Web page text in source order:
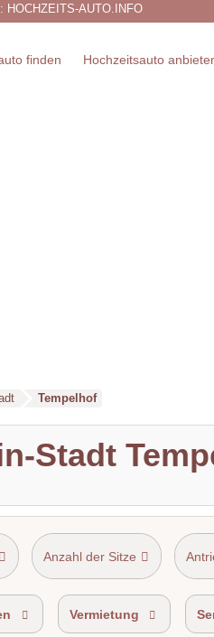
HOCHZEITS-AUTO.INFO
finden Hochzeitsauto
Tempelhof
Stadt
Anzahl der Sitze
Vermietung